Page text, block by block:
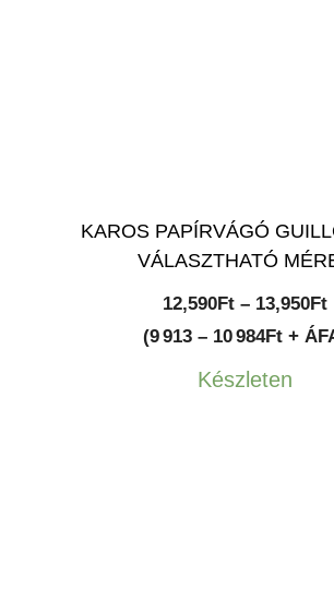
KAROS PAPÍRVÁGÓ
VÁLASZTHATÓ
12,590Ft – 13,950Ft
(9 913 – 10 984Ft +
Készleten